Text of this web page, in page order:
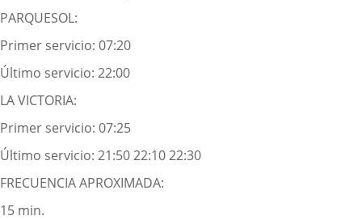
PARQUESOL:
Primer servicio: 07:20
Último servicio: 22:00
LA VICTORIA:
Primer servicio: 07:25
Último servicio: 21:50 22:10 22:30
FRECUENCIA APROXIMADA:
15 min.